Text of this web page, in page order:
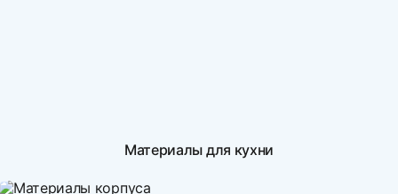
Материалы для кухни